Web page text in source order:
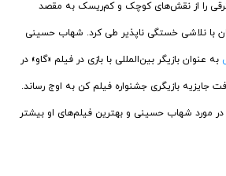
ترقی را از نقش‌های کوچک و کم‌‌ریسک به مقصد
با نلاشی خستگی ناپذیر طی کرد. شهاب حسینی
به عنوان بازیگر بین‌المللی با بازی در فیلم «گاو» در
جایزیه بازیگری جشنواره فیلم کن به اوج رساند.
در مورد شهاب حسینی و بهترین فیلم‌های او بیشتر